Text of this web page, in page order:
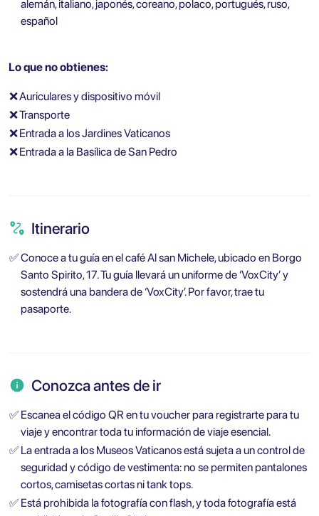
alemán, italiano, japonés, coreano, polaco, portugués, ruso,
español
Lo que no obtienes:
❌Auriculares y dispositivo móvil
❌Transporte
❌Entrada a los Jardines Vaticanos
❌Entrada a la Basílica de San Pedro
Itinerario
✅Conoce a tu guía en el café Al san Michele, ubicado en Borgo
Santo Spirito, 17. Tu guía llevará un uniforme de ‘VoxCity’ y
sostendrá una bandera de ‘VoxCity’. Por favor, trae tu
pasaporte.
Conozca antes de ir
✅ Escanea el código QR en tu voucher para registrarte para tu
viaje y encontrar toda tu información de viaje esencial.
✅ La entrada a los Museos Vaticanos está sujeta a un control de
seguridad y código de vestimenta: no se permiten pantalones
cortos, camisetas cortas ni tank tops.
✅ Está prohibida la fotografía con flash, y toda fotografía está